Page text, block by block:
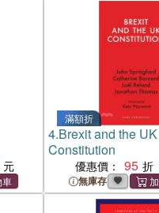
滿額折
4.Brexit and the UK
Constitution
優惠價： 95
無庫存